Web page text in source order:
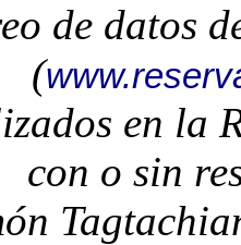
de datos
(
en la
con o sin